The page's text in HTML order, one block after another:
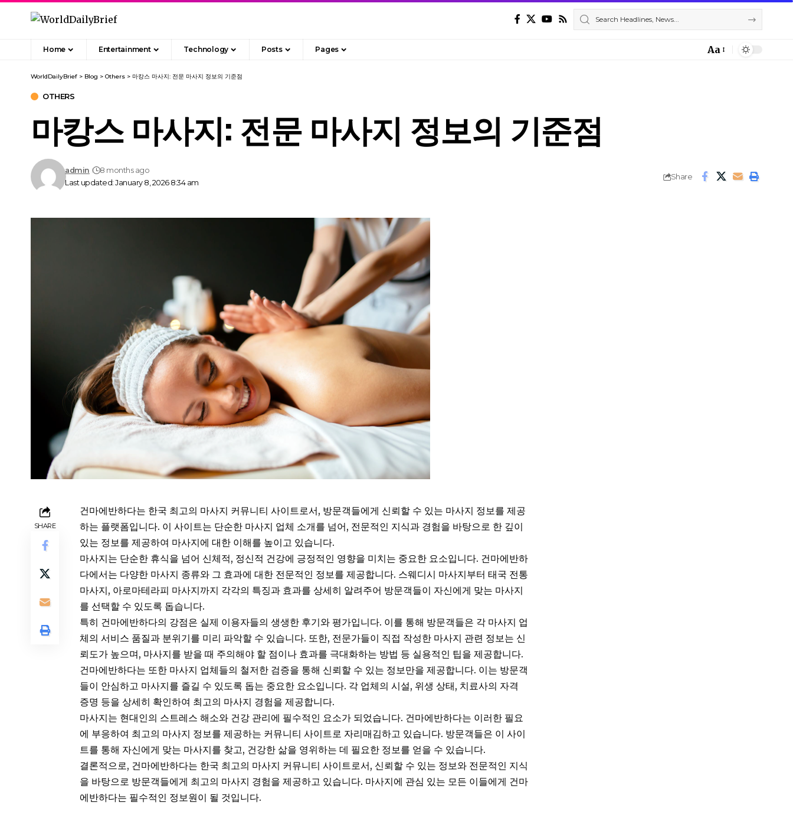
Home Entertainment Technology Posts Pages Aa
WorldDailyBrief > Blog > Others > 마캉스 마사지: 전문 마사지 정보의 기준점
OTHERS
마캉스 마사지: 전문 마사지 정보의 기준점
Last updated: January 8, 2026 8:34 am
admin 8 months ago
Share
SHARE
건마에반하다는 한국 최고의 마사지 커뮤니티 사이트로서, 방문객들에게 신뢰할 수 있는 마사지 정보를 제공
하는 플랫폼입니다. 이 사이트는 단순한 마사지 업체 소개를 넘어, 전문적인 지식과 경험을 바탕으로 한 깊이
있는 정보를 제공하여 마사지에 대한 이해를 높이고 있습니다.
마사지는 단순한 휴식을 넘어 신체적, 정신적 건강에 긍정적인 영향을 미치는 중요한 요소입니다. 건마에반하
다에서는 다양한 마사지 종류와 그 효과에 대한 전문적인 정보를 제공합니다. 스웨디시 마사지부터 태국 전통
마사지, 아로마테라피 마사지까지 각각의 특징과 효과를 상세히 알려주어 방문객들이 자신에게 맞는 마사지
를 선택할 수 있도록 돕습니다.
특히 건마에반하다의 강점은 실제 이용자들의 생생한 후기와 평가입니다. 이를 통해 방문객들은 각 마사지 업
체의 서비스 품질과 분위기를 미리 파악할 수 있습니다. 또한, 전문가들이 직접 작성한 마사지 관련 정보는 신
뢰도가 높으며, 마사지를 받을 때 주의해야 할 점이나 효과를 극대화하는 방법 등 실용적인 팁을 제공합니다.
건마에반하다는 또한 마사지 업체들의 철저한 검증을 통해 신뢰할 수 있는 정보만을 제공합니다. 이는 방문객
들이 안심하고 마사지를 즐길 수 있도록 돕는 중요한 요소입니다. 각 업체의 시설, 위생 상태, 치료사의 자격
증명 등을 상세히 확인하여 최고의 마사지 경험을 제공합니다.
마사지는 현대인의 스트레스 해소와 건강 관리에 필수적인 요소가 되었습니다. 건마에반하다는 이러한 필요
에 부응하여 최고의 마사지 정보를 제공하는 커뮤니티 사이트로 자리매김하고 있습니다. 방문객들은 이 사이
트를 통해 자신에게 맞는 마사지를 찾고, 건강한 삶을 영위하는 데 필요한 정보를 얻을 수 있습니다.
결론적으로, 건마에반하다는 한국 최고의 마사지 커뮤니티 사이트로서, 신뢰할 수 있는 정보와 전문적인 지식
을 바탕으로 방문객들에게 최고의 마사지 경험을 제공하고 있습니다. 마사지에 관심 있는 모든 이들에게 건마
에반하다는 필수적인 정보원이 될 것입니다.